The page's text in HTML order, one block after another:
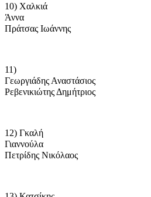
10) Χαλκιά
Άννα
Πράτσας Ιωάννης
11)
Γεωργιάδης Αναστάσιος
Ρεβενικιώτης Δημήτριος
12) Γκαλή
Γιαννούλα
Πετρίδης Νικόλαος